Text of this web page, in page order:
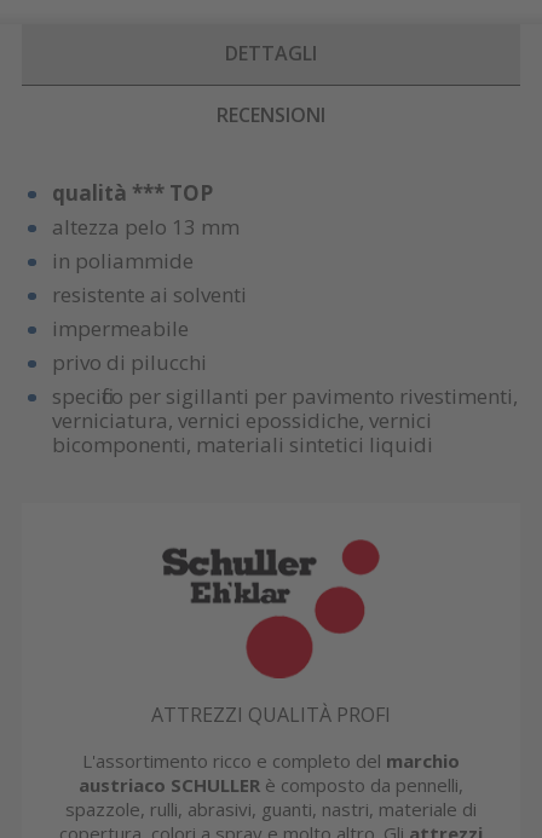
DETTAGLI
RECENSIONI
qualità *** TOP
altezza pelo 13 mm
in poliammide
resistente ai solventi
impermeabile
privo di pilucchi
specifico per sigillanti per pavimento rivestimenti,
verniciatura, vernici epossidiche, vernici
bicomponenti, materiali sintetici liquidi
ATTREZZI QUALITÀ PROFI
L'assortimento ricco e completo del marchio
austriaco SCHULLER è composto da pennelli,
spazzole, rulli, abrasivi, guanti, nastri, materiale di
copertura, colori a spray e molto altro. Gli attrezzi